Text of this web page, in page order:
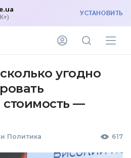
УСТАНОВИТЬ
угодно
—
и Политика 617